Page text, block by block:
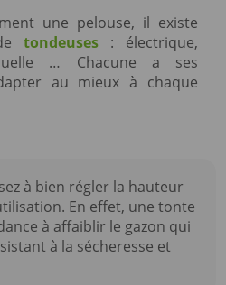
une pelouse, il existe
tondeuses: électrique,
… Chacune a ses
au mieux à chaque
à bien régler la hauteur
En effet, une tonte
à affaiblir le gazon qui
à la sécheresse et